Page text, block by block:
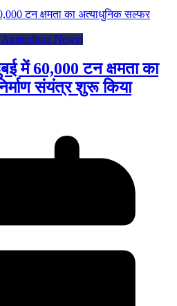
Agriculture News)
में 60,000 टन क्षमता का
संयंत्र शुरू किया